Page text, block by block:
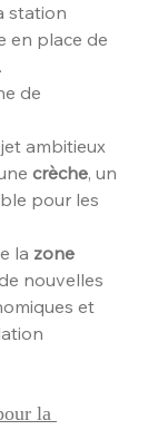
station
en place de
de
ambitieux
crèche, un
pour les
la zone
nouvelles
et
la